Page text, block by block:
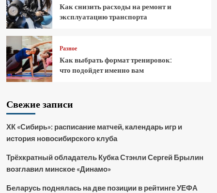
Как снизить расходы на ремонт и
эксплуатацию транспорта
Разное
Как выбрать формат тренировок:
что подойдет именно вам
Свежие записи
ХК «Сибирь»: расписание матчей, календарь игр и
история новосибирского клуба
Трёхкратный обладатель Кубка Стэнли Сергей Брылин
возглавил минское «Динамо»
Беларусь поднялась на две позиции в рейтинге УЕФА